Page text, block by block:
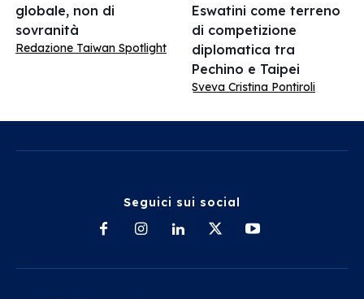
globale, non di
sovranità
Redazione Taiwan Spotlight
Eswatini come terreno
di competizione
diplomatica tra
Pechino e Taipei
Sveva Cristina Pontiroli
Seguici sui social